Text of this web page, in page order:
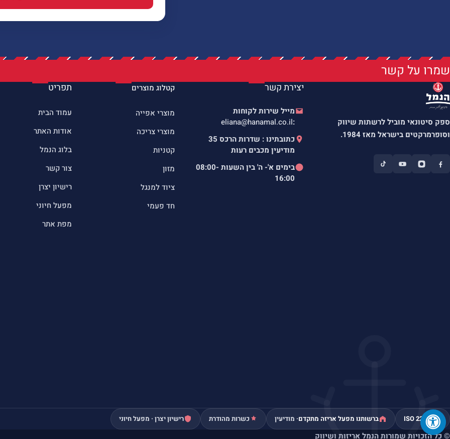
שמרו על קשר
ספק סיטונאי מוביל לרשתות שיווק
וסופרמרקטים בישראל מאז 1984.
יצירת קשר
מייל שירות לקוחות
:
eliana@hanamal.co.il
כתובתינו : שדרות הרכס 35
מודיעין מכבים רעות
בימים א'- ה' בין השעות 08:00-
16:00
קטלוג מוצרים
מוצרי אפייה
מוצרי צריכה
קטניות
מזון
ציוד למנגל
חד פעמי
תפריט
עמוד הבית
אודות האתר
בלוג הנמל
צור קשר
רישיון יצרן
מפעל חיוני
מפת אתר
ISO 22000 ברשותנו מפעל אריזה מתקדם· מודיעין כשרות מהודרת רישיון יצרן · מפעל חיוני
© כל הזכויות שמורות הנמל אריזות ושיווק